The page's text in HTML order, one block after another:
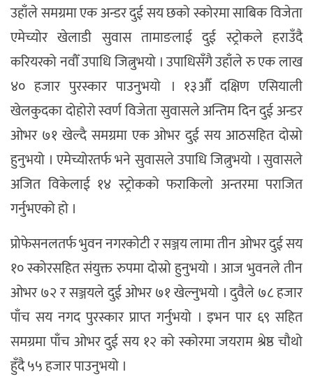
उहाँले समग्रमा एक अन्डर दुई सय छको स्कोरमा साबिक विजेता
एमेच्योर खेलाडी सुवास तामाङलाई दुई स्ट्रोकले हराउँदै
करियरको नवौँ उपाधि जित्नुभयो । उपाधिसँगै उहाँले रु एक लाख
४० हजार पुरस्कार पाउनुभयो । १३औँ दक्षिण एसियाली
खेलकुदका दोहोरो स्वर्ण विजेता सुवासले अन्तिम दिन दुई अन्डर
ओभर ७१ खेल्दै समग्रमा एक ओभर दुई सय आठसहित दोस्रो
हुनुभयो । एमेच्योरतर्फ भने सुवासले उपाधि जित्नुभयो । सुवासले
अजित विकेलाई १४ स्ट्रोकको फराकिलो अन्तरमा पराजित
गर्नुभएको हो ।
प्रोफेसनलतर्फ भुवन नगरकोटी र सञ्जय लामा तीन ओभर दुई सय
१० स्कोरसहित संयुक्त रुपमा दोस्रो हुनुभयो । आज भुवनले तीन
ओभर ७२ र सञ्जयले दुई ओभर ७१ खेल्नुभयो । दुवैले ७८ हजार
पाँच सय नगद पुरस्कार प्राप्त गर्नुभयो । इभन पार ६९ सहित
समग्रमा पाँच ओभर दुई सय १२ को स्कोरमा जयराम श्रेष्ठ चौथो
हुँदै ५५ हजार पाउनुभयो ।